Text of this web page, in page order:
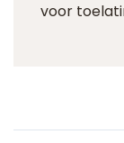
voor